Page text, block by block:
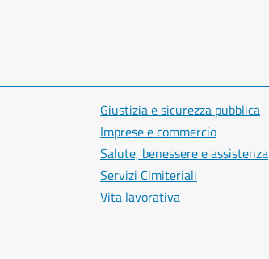
Giustizia e sicurezza pubblica
Imprese e commercio
Salute, benessere e assistenza
Servizi Cimiteriali
Vita lavorativa